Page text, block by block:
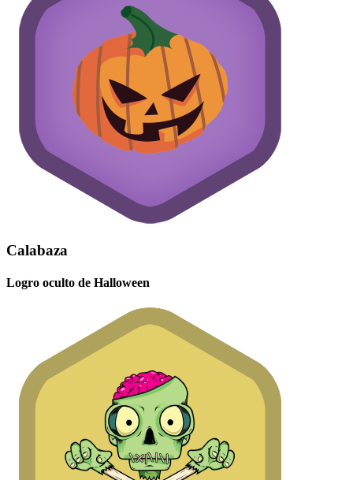
Calabaza
Logro oculto de Halloween